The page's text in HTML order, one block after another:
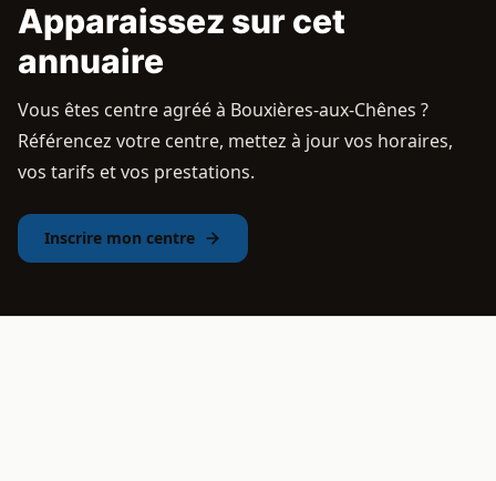
Apparaissez sur cet
annuaire
Vous êtes centre agréé à Bouxières-aux-Chênes ?
Référencez votre centre, mettez à jour vos horaires,
vos tarifs et vos prestations.
Inscrire mon centre